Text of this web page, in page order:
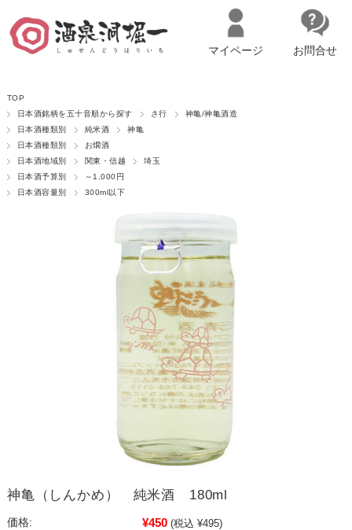
マイページへログイン
マイページ お問合せ
TOP
日本酒銘柄を五十音順から探す
さ行
神亀/神亀酒造
日本酒種類別
純米酒
神亀
日本酒種類別
お燗酒
日本酒地域別
関東・信越
埼玉
日本酒予算別
～1,000円
日本酒容量別
300ml以下
神亀（しんかめ） 純米酒 180ml
価格: ¥450 (税込 ¥495)